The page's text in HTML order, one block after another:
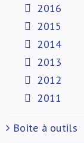
2016
2015
2014
2013
2012
2011
Boite à outils